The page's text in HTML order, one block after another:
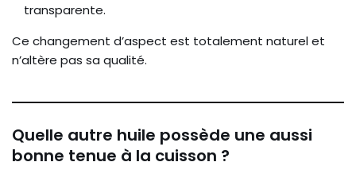
transparente.
Ce changement d’aspect est totalement naturel et
n’altère pas sa qualité.
Quelle autre huile possède une aussi
bonne tenue à la cuisson ?